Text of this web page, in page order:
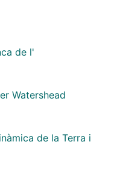
estuvo sometido
pliegues,
Esta
del zócalo
que alimentaba
en el
de Sant
tanto subaereos
donde se han
asociaciones de
de l'
Watershead
de la Terra i